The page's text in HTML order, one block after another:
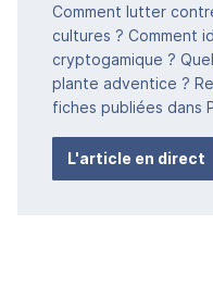
Comment lutter
cultures ? Comment
cryptogamique ?
plante adventice ?
fiches publiées dans
L'article en direct